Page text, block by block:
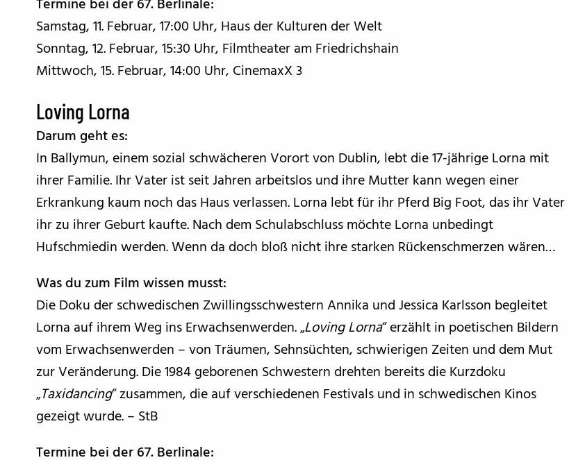
Termine bei der 67. Berlinale:
Samstag, 11. Februar, 17:00 Uhr, Haus der Kulturen der Welt
Sonntag, 12. Februar, 15:30 Uhr, Filmtheater am Friedrichshain
Mittwoch, 15. Februar, 14:00 Uhr, CinemaxX 3
Loving Lorna
Darum geht es:
In Ballymun, einem sozial schwächeren Vorort von Dublin, lebt die 17-jährige Lorna mit
ihrer Familie. Ihr Vater ist seit Jahren arbeitslos und ihre Mutter kann wegen einer
Erkrankung kaum noch das Haus verlassen. Lorna lebt für ihr Pferd Big Foot, das ihr Vater
ihr zu ihrer Geburt kaufte. Nach dem Schulabschluss möchte Lorna unbedingt
Hufschmiedin werden. Wenn da doch bloß nicht ihre starken Rückenschmerzen wären…
Was du zum Film wissen musst:
Die Doku der schwedischen Zwillingsschwestern Annika und Jessica Karlsson begleitet
Lorna auf ihrem Weg ins Erwachsenwerden. „Loving Lorna“ erzählt in poetischen Bildern
vom Erwachsenwerden – von Träumen, Sehnsüchten, schwierigen Zeiten und dem Mut
zur Veränderung. Die 1984 geborenen Schwestern drehten bereits die Kurzdoku
„Taxidancing“ zusammen, die auf verschiedenen Festivals und in schwedischen Kinos
gezeigt wurde. – StB
Termine bei der 67. Berlinale: